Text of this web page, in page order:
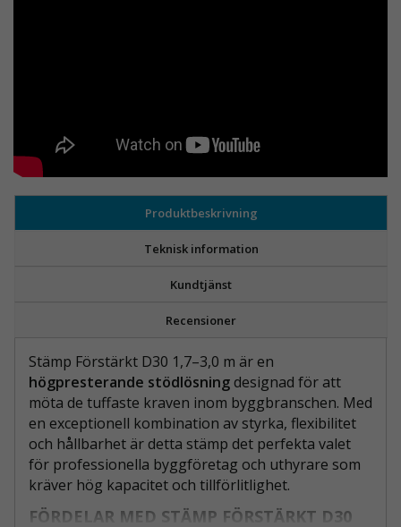
Produktbeskrivning
Teknisk information
Kundtjänst
Recensioner
Stämp Förstärkt D30 1,7–3,0 m är en
högpresterande stödlösningdesignad för att
möta de tuffaste kraven inom byggbranschen. Med
en exceptionell kombination av styrka, flexibilitet
och hållbarhet är detta stämp det perfekta valet
för professionella byggföretag och uthyrare som
kräver hög kapacitet och tillförlitlighet.
FÖRDELAR MED STÄMP FÖRSTÄRKT D30